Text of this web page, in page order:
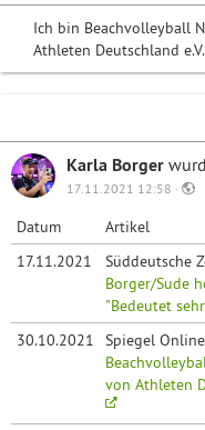
Ich bin Beachvolleyball
Athleten Deutschland e.V.
Karla Borger
17.11.2021 12:58 ·
Datum Artikel
17.11.2021
Süddeutsche
Borger/Sude
"Bedeutet
30.10.2021 Spiegel
von Athleten